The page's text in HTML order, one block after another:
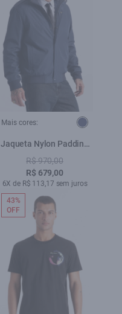
Mais cores:
Jaqueta Nylon Padding
Sport Dark Navy
R$ 970,00
R$ 679,00
6X de R$ 113,17 sem juros
43%
OFF